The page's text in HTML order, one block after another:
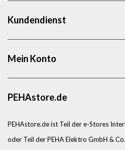
Kundendienst
Mein Konto
PEHAstore.de
PEHAstore.de ist Teil der e-Stores
oder Teil der PEHA Elektro GmbH &